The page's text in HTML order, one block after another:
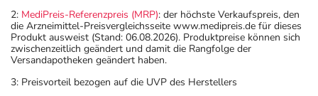
2: MediPreis-Referenzpreis (MRP): der höchste Verkaufspreis, den
die Arzneimittel-Preisvergleichsseite www.medipreis.de für dieses
Produkt ausweist (Stand: 06.08.2026). Produktpreise können sich
zwischenzeitlich geändert und damit die Rangfolge der
Versandapotheken geändert haben.
3: Preisvorteil bezogen auf die UVP des Herstellers